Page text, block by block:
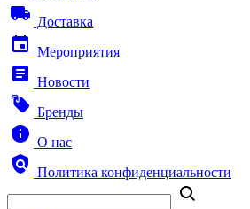
Доставка
Мероприятия
Новости
Бренды
О нас
Политика конфиденциальности